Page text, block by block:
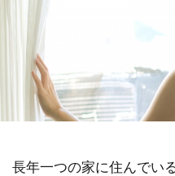
長年一つの家に住んでい